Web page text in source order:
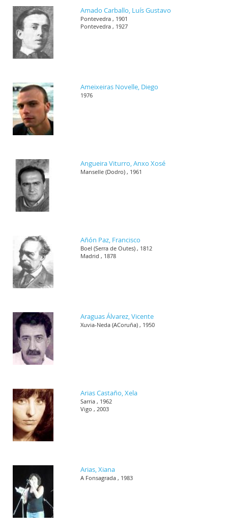
Amado Carballo, Luís Gustavo
Pontevedra , 1901
Pontevedra , 1927
Ameixeiras Novelle, Diego
1976
Angueira Viturro, Anxo Xosé
Manselle (Dodro) , 1961
Añón Paz, Francisco
Boel (Serra de Outes) , 1812
Madrid , 1878
Araguas Álvarez, Vicente
Xuvia-Neda (ACoruña) , 1950
Arias Castaño, Xela
Sarria , 1962
Vigo , 2003
Arias, Xiana
A Fonsagrada , 1983